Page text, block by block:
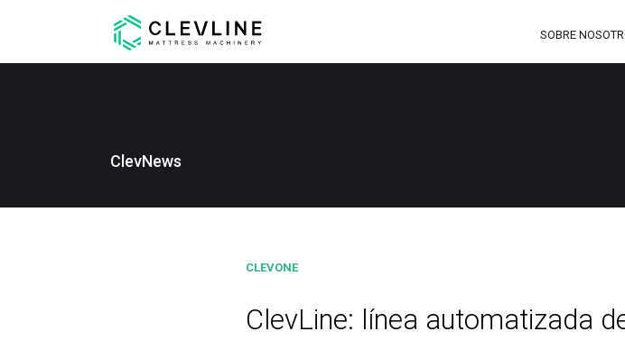
SOBRE
ClevNews
CLEVONE
ClevLine: línea automatizada